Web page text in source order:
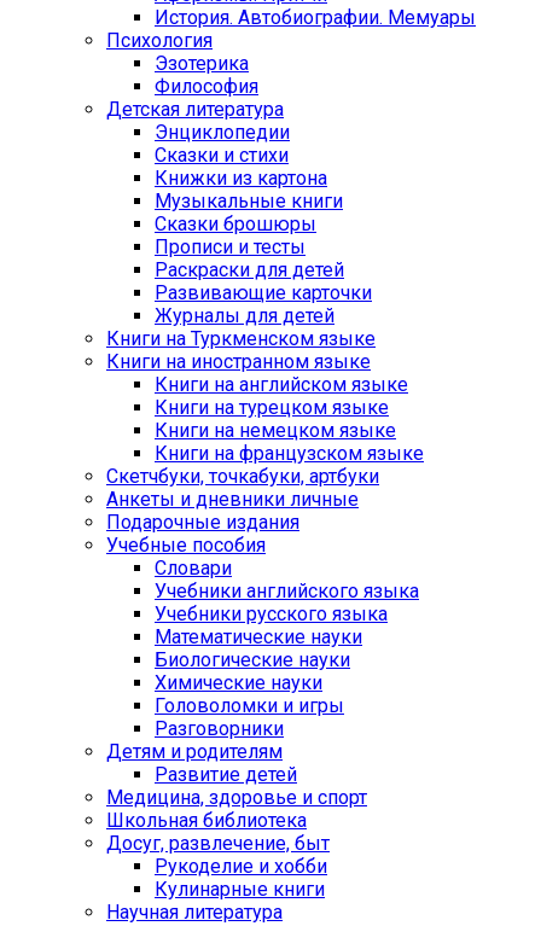
История. Автобиографии. Мемуары
Психология
Эзотерика
Философия
Детская литература
Энциклопедии
Сказки и стихи
Книжки из картона
Музыкальные книги
Сказки брошюры
Прописи и тесты
Раскраски для детей
Развивающие карточки
Журналы для детей
Книги на Туркменском языке
Книги на иностранном языке
Книги на английском языке
Книги на турецком языке
Книги на немецком языке
Книги на французском языке
Cкетчбуки, точкабуки, артбуки
Анкеты и дневники личные
Подарочные издания
Учебные пособия
Словари
Учебники английского языка
Учебники русского языка
Математические науки
Биологические науки
Химические науки
Головоломки и игры
Разговорники
Детям и родителям
Развитие детей
Медицина, здоровье и спорт
Школьная библиотека
Досуг, развлечение, быт
Рукоделие и хобби
Кулинарные книги
Научная литература